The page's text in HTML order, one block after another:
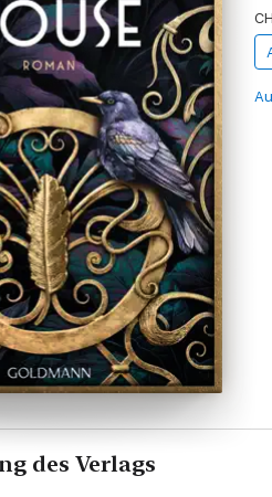
des Verlags